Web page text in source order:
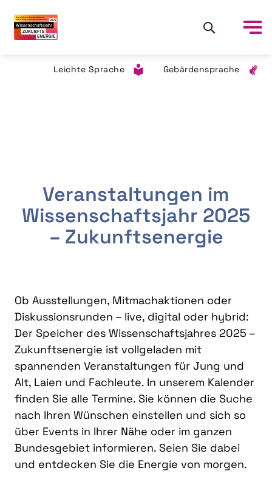
Leichte Sprache Gebärdensprache
Veranstaltungen im
Wissenschaftsjahr 2025
– Zukunftsenergie
Ob Ausstellungen, Mitmachaktionen oder
Diskussionsrunden – live, digital oder hybrid:
Der Speicher des Wissenschaftsjahres 2025 –
Zukunftsenergie ist vollgeladen mit
spannenden Veranstaltungen für Jung und
Alt, Laien und Fachleute. In unserem Kalender
finden Sie alle Termine. Sie können die Suche
nach Ihren Wünschen einstellen und sich so
über Events in Ihrer Nähe oder im ganzen
Bundesgebiet informieren. Seien Sie dabei
und entdecken Sie die Energie von morgen.